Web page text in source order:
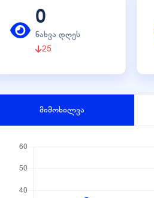
0
ნახვა დღეს
25
მიმოხილვა